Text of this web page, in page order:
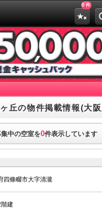
0 件
丘の物件掲載情報(大
中の空室を0件表示しています
四條畷市大字清瀧
建